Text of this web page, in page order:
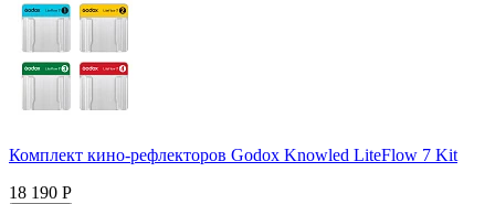
Комплект кино-рефлекторов Godox Knowled LiteFlow 7 Kit
18 190 Р